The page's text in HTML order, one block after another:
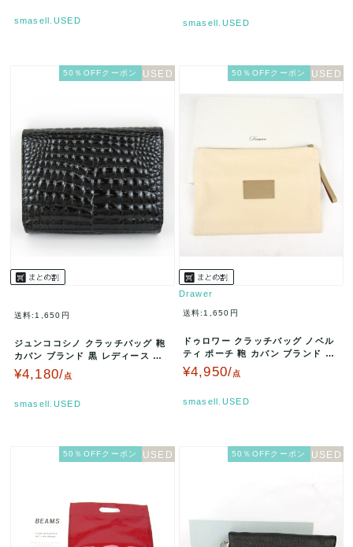
smasell.USED smasell.USED
50％OFFクーポン
送料:1,650円
ジュンココシノ クラッチバッグ 鞄
カバン ブランド 黒 レディース ブ
ラック JUNKO KOSH…
¥4,180/点
smasell.USED
50％OFFクーポン
Drawer
送料:1,650円
ドゥロワー クラッチバッグ ノベル
ティ ポーチ 鞄 カバン ブランド レ
ディース ベージュ Draw…
¥4,950/点
smasell.USED
50％OFFクーポン 50％OFFクーポン